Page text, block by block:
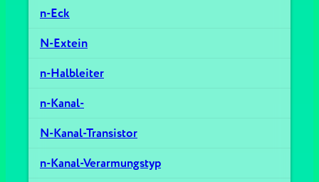
n-Eck
N-Extein
n-Halbleiter
n-Kanal-
N-Kanal-Transistor
n-Kanal-Verarmungstyp